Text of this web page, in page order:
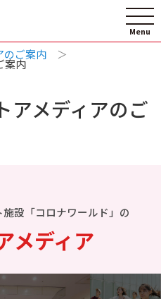
のご案内
案内
アメディアのご
設「コロナワールド」の
メディア